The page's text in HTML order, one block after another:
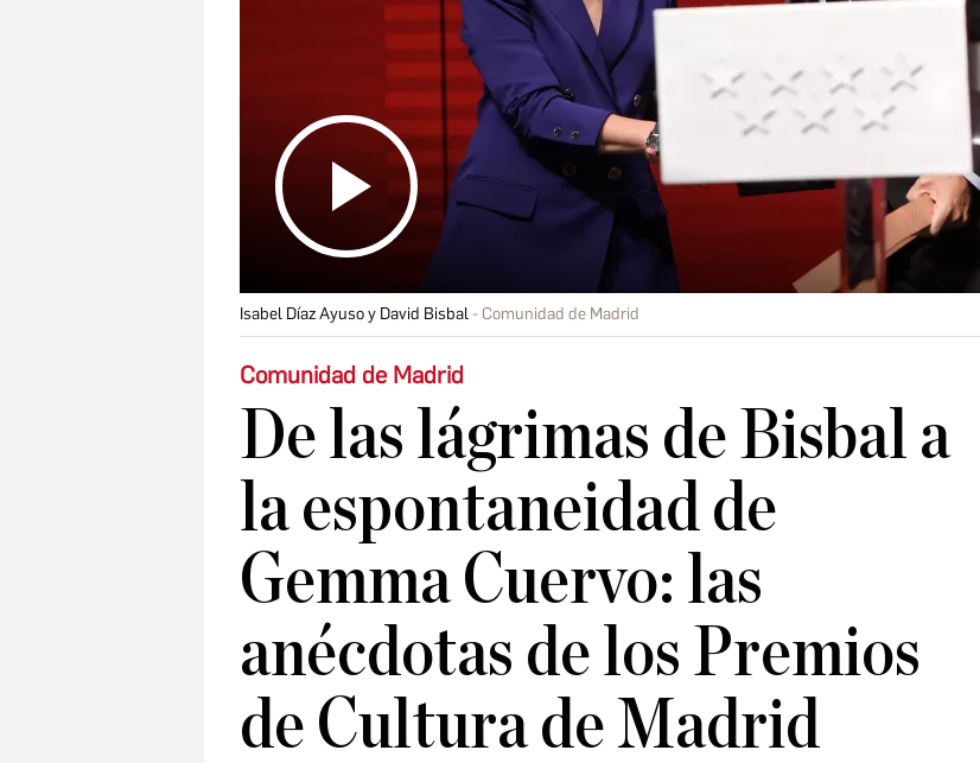
Isabel Díaz Ayuso y David Bisbal Comunidad de Madrid
Comunidad de Madrid
De las lágrimas de Bisbal a
la espontaneidad de
Gemma Cuervo: las
anécdotas de los Premios
de Cultura de Madrid